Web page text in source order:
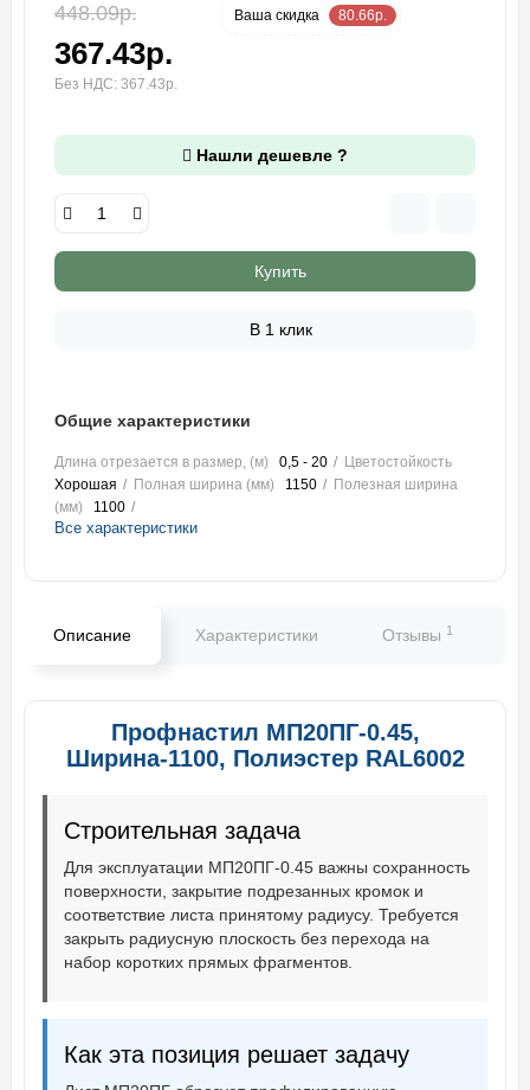
448.09р. Ваша cкидка 80.66р.
367.43р.
Без НДС: 367.43р.
Нашли дешевле ?
Купить
В 1 клик
Общие характеристики
Длина отрезается в размер, (м) 0,5 - 20
Цветостойкость
Хорошая
Полная ширина (мм) 1150
Полезная ширина
(мм)
1100
Все характеристики
Описание Характеристики Отзывы 1
Профнастил МП20ПГ-0.45,
Ширина-1100, Полиэстер RAL6002
Строительная задача
Для эксплуатации МП20ПГ-0.45 важны сохранность
поверхности, закрытие подрезанных кромок и
соответствие листа принятому радиусу. Требуется
закрыть радиусную плоскость без перехода на
набор коротких прямых фрагментов.
Как эта позиция решает задачу